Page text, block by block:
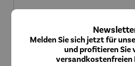
Höhlenwhisky | De Cavo
Melden Sie sich jetzt für
und profitieren Sie
versandkostenfreien